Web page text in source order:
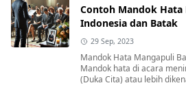
Contoh Mandok Hata
Indonesia dan Batak
29 Sep, 2023
Mandok Hata Mangapuli
Mandok hata di acara
(Duka Cita) atau lebih